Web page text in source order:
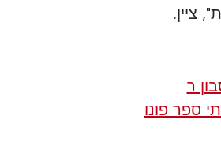
ציין.
ספר פונו